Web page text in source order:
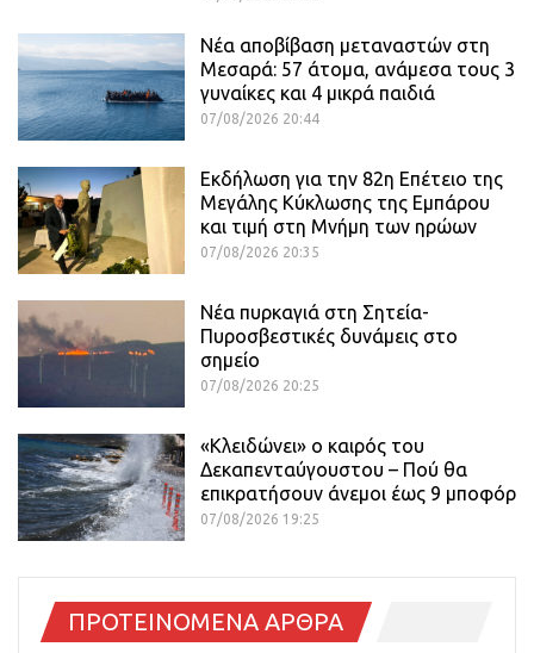
Νέα αποβίβαση μεταναστών στη
Μεσαρά: 57 άτομα, ανάμεσα τους 3
γυναίκες και 4 μικρά παιδιά
07/08/2026 20:44
Εκδήλωση για την 82η Επέτειο της
Μεγάλης Κύκλωσης της Εμπάρου
και τιμή στη Μνήμη των ηρώων
07/08/2026 20:35
Νέα πυρκαγιά στη Σητεία-
Πυροσβεστικές δυνάμεις στο
σημείο
07/08/2026 20:25
«Κλειδώνει» ο καιρός του
Δεκαπενταύγουστου – Πού θα
επικρατήσουν άνεμοι έως 9 μποφόρ
07/08/2026 19:25
ΠΡΟΤΕΙΝΟΜΕΝΑ ΑΡΘΡΑ